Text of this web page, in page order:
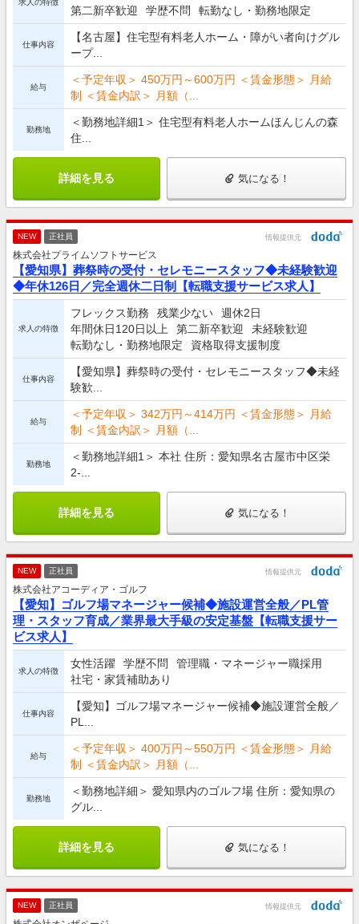
求人の特徴
第二新卒歓迎
学歴不問 転勤なし・勤務地限定
仕事内容
【名古屋】住宅型有料老人ホーム・障がい者向けグル
ープ...
給与
＜予定年収＞ 450万円～600万円 ＜賃金形態＞ 月給
制 ＜賃金内訳＞ 月額（...
勤務地
＜勤務地詳細1＞ 住宅型有料老人ホームほんじんの森
住...
詳細を見る 気になる！
NEW 正社員 情報提供元
株式会社プライムソフトサービス
【愛知県】葬祭時の受付・セレモニースタッフ◆未経験歓迎
◆年休126日／完全週休二日制【転職支援サービス求人】
求人の特徴
フレックス勤務 残業少ない
週休2日
年間休日120日以上
第二新卒歓迎
未経験歓迎
転勤なし・勤務地限定
資格取得支援制度
仕事内容
【愛知県】葬祭時の受付・セレモニースタッフ◆未経
験歓...
給与
＜予定年収＞ 342万円～414万円 ＜賃金形態＞ 月給
制 ＜賃金内訳＞ 月額（...
勤務地
＜勤務地詳細1＞ 本社 住所：愛知県名古屋市中区栄
2-...
詳細を見る 気になる！
NEW 正社員 情報提供元
株式会社アコーディア・ゴルフ
【愛知】ゴルフ場マネージャー候補◆施設運営全般／PL管
理・スタッフ育成／業界最大手級の安定基盤【転職支援サー
ビス求人】
求人の特徴
女性活躍 学歴不問
管理職・マネージャー職採用
社宅・家賃補助あり
仕事内容
【愛知】ゴルフ場マネージャー候補◆施設運営全般／
PL...
給与
＜予定年収＞ 400万円～550万円 ＜賃金形態＞ 月給
制 ＜賃金内訳＞ 月額（...
勤務地
＜勤務地詳細＞ 愛知県内のゴルフ場 住所：愛知県の
グル...
詳細を見る 気になる！
NEW 正社員 情報提供元